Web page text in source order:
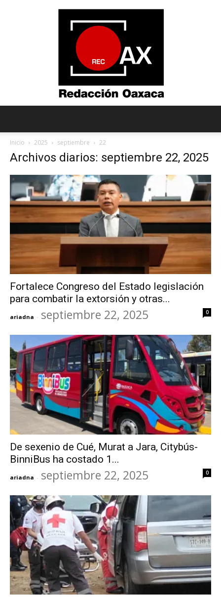
Inicio 2025 septiembre 22
Archivos diarios: septiembre 22, 2025
Fortalece Congreso del Estado legislación
para combatir la extorsión y otras...
ariadna - septiembre 22, 2025 0
De sexenio de Cué, Murat a Jara, Citybús-
BinniBus ha costado 1...
ariadna - septiembre 22, 2025 0